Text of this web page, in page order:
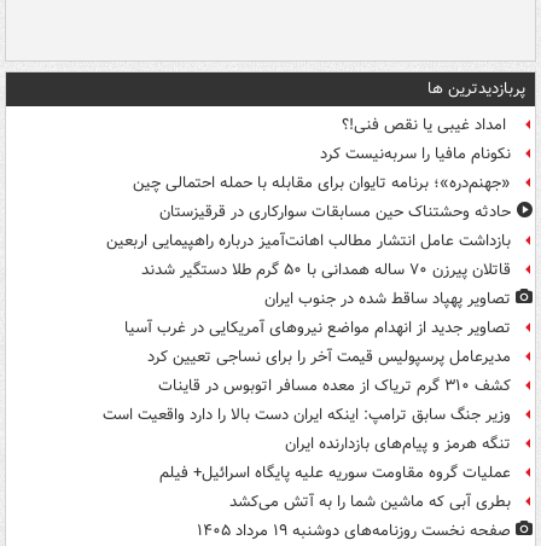
پربازدیدترین ها
امداد غیبی یا نقص فنی!؟
نکونام مافیا را سربه‌نیست کرد
«جهنم‌دره»؛ برنامه تایوان برای مقابله با حمله احتمالی چین
حادثه وحشتناک حین مسابقات سوارکاری در قرقیزستان
بازداشت عامل انتشار مطالب اهانت‌آمیز درباره راهپیمایی اربعین
قاتلان پیرزن ۷۰ ساله همدانی با ۵۰ گرم طلا دستگیر شدند
تصاویر پهپاد ساقط شده در جنوب ایران
تصاویر جدید از انهدام مواضع نیروهای آمریکایی در غرب آسیا
مدیرعامل پرسپولیس قیمت آخر را برای نساجی تعیین کرد
کشف ۳۱۰ گرم تریاک از معده مسافر اتوبوس در قاینات
وزیر جنگ سابق ترامپ: اینکه ایران دست بالا را دارد واقعیت است
تنگه هرمز و پیام‌های بازدارنده ایران
عملیات گروه مقاومت سوریه علیه پایگاه اسرائیل+ فیلم
بطری آبی که ماشین شما را به آتش می‌کشد
صفحه نخست روزنامه‌های دوشنبه ۱۹ مرداد ۱۴۰۵